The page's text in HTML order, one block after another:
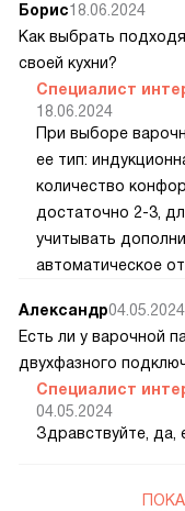
Борис18.06.2024
Как выбрать
своей кухни?
Специалист
18.06.2024
При выборе
ее тип:
количество
достаточно 2-3,
учитывать
автоматическое
Александр04.05.2024
Есть ли у варочной
двухфазного
Специалист
04.05.2024
Здравствуйте, да,